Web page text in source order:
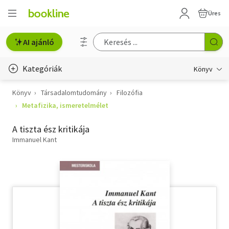
Üres
AI ajánló
Kategóriák Könyv
Életmód, egészség
Gyermek- és ifjúsági
Hobbi, szabadidő
Könyv Társadalomtudomány
Filozófia
Metafizika, ismeretelmélet
A tiszta ész kritikája
Immanuel Kant